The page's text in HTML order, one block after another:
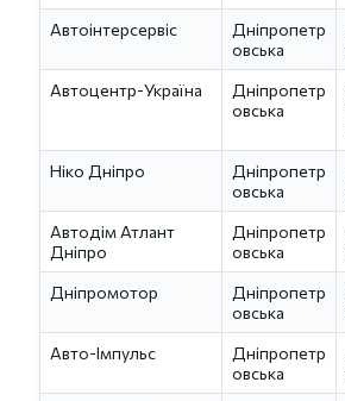
Автоінтерсервіс
Дніпропетр
овська
Автоцентр-Україна
Дніпропетр
овська
Ніко Дніпро
Дніпропетр
овська
Автодім Атлант
Дніпро
Дніпропетр
овська
Дніпромотор
Дніпропетр
овська
Авто-Імпульс
Дніпропетр
овська